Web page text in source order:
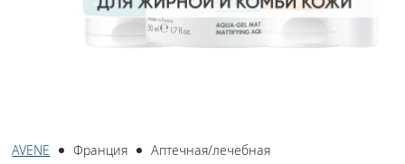
AVENE Франция
Аптечная/лечебная